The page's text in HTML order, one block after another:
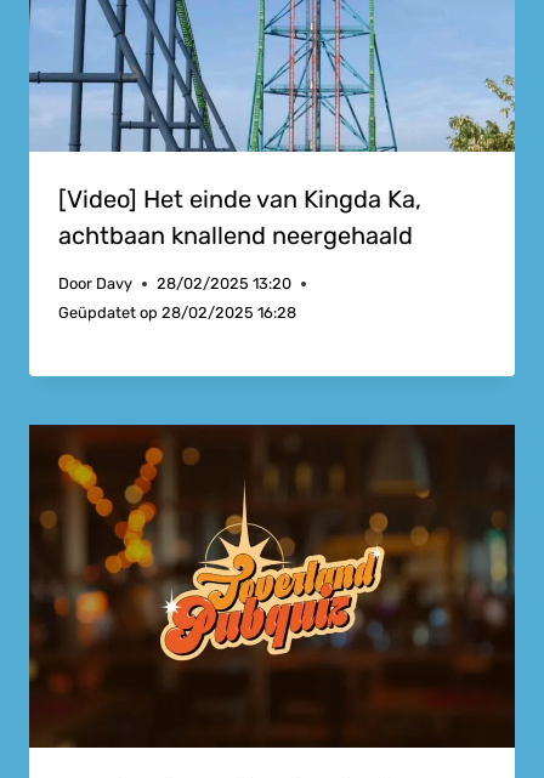
[Video] Het einde van Kingda Ka,
achtbaan knallend neergehaald
Door Davy
28/02/2025 13:20
Geüpdatet op 28/02/2025 16:28